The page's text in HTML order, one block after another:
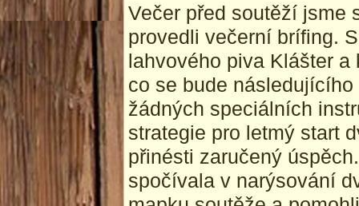
Večer před soutěží jsme
provedli večerní brífing.
lahvového piva Klášter
co se bude
žádných speciálních
strategie pro letmý start
přinésti zaručený
spočívala v narýsování